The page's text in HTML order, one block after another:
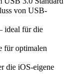
von USB-
ideal für die
für optimalen
die iOS-eigene